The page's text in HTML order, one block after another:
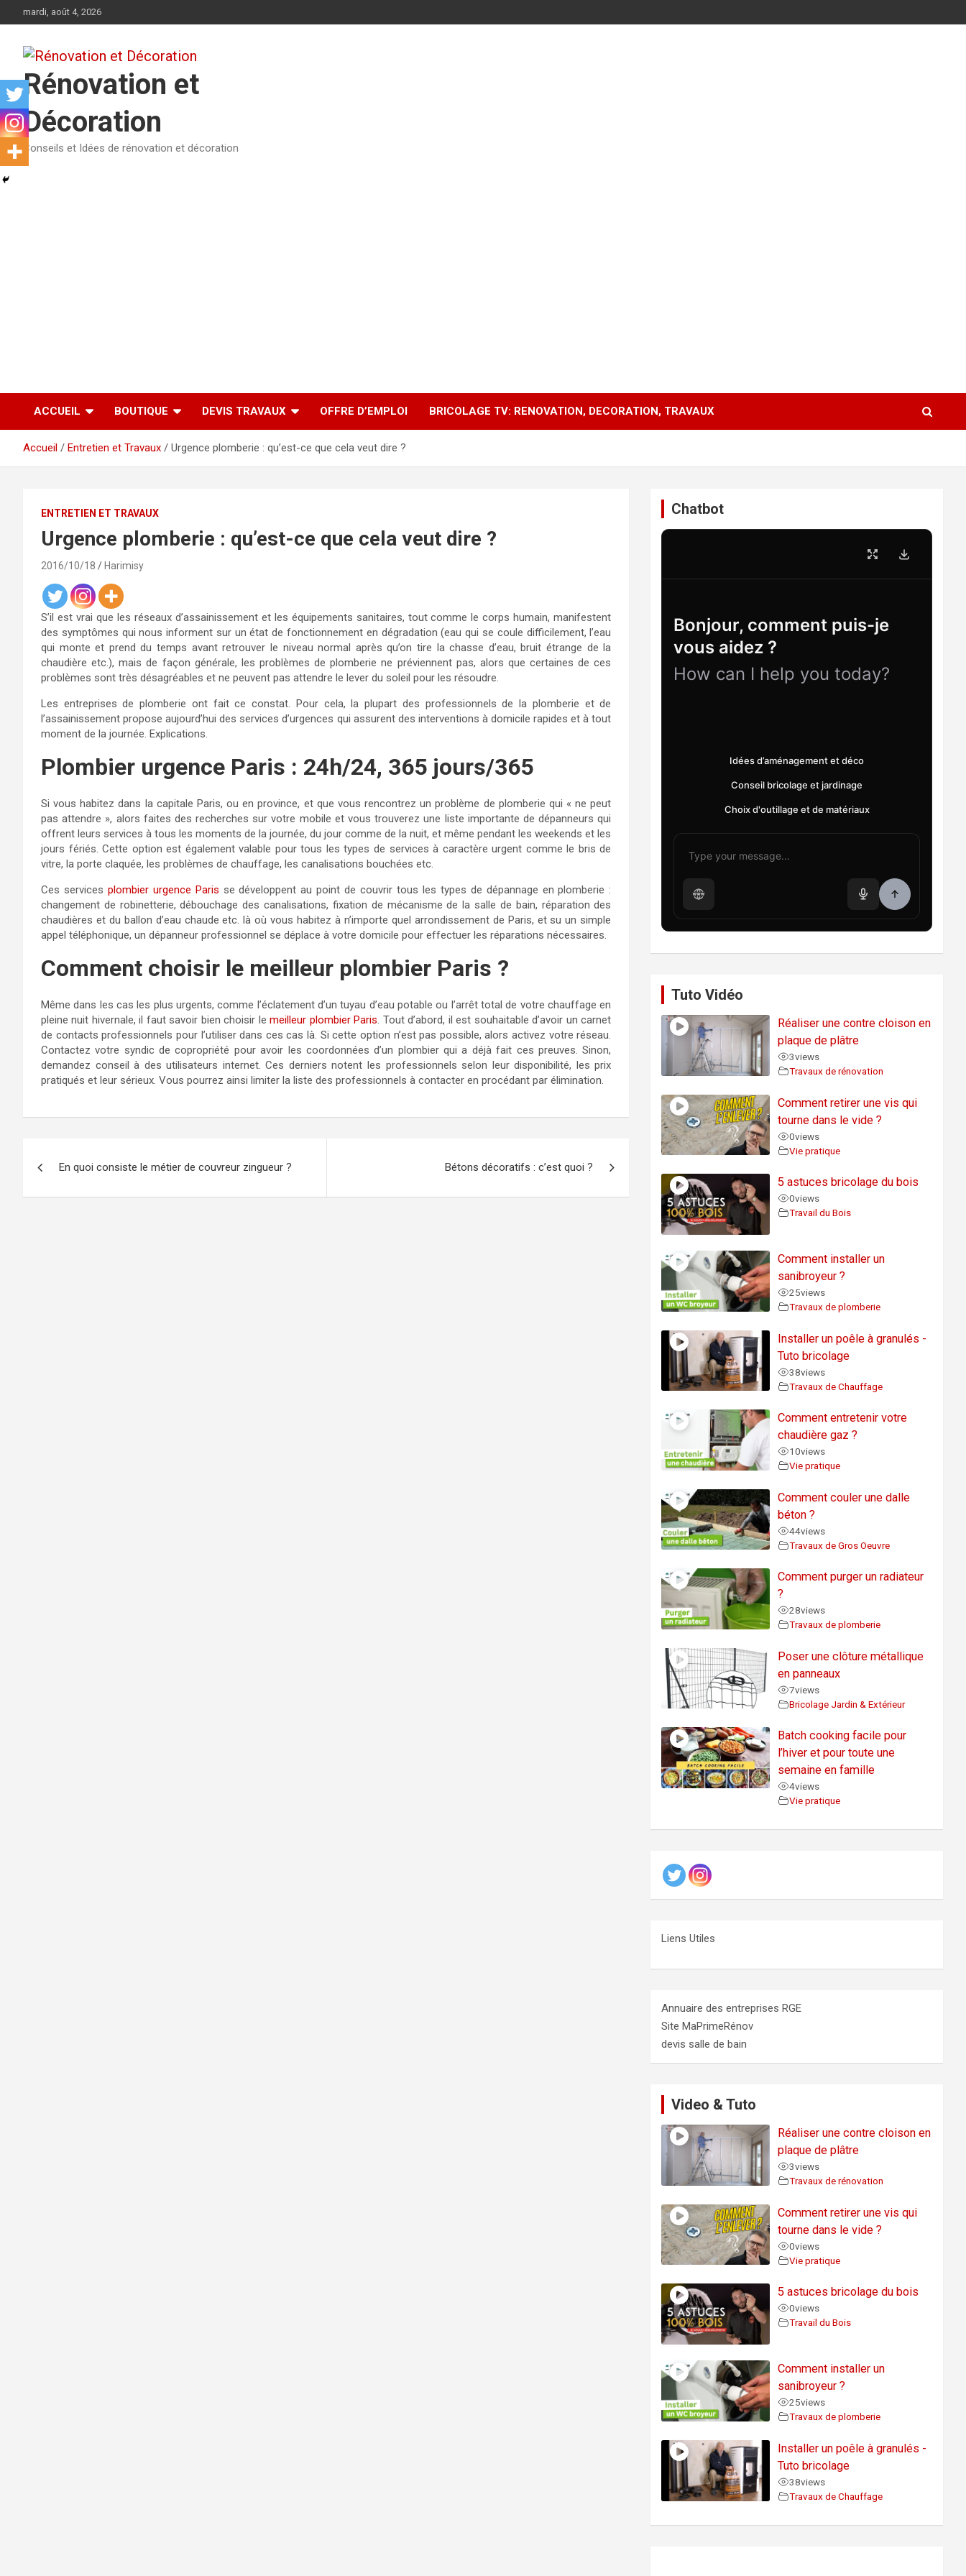
au
mardi, août 4, 2026
Rénovation et
Décoration
Conseils et Idées de rénovation et décoration
ACCUEIL BOUTIQUE DEVIS TRAVAUX OFFRE D’EMPLOI BRICOLAGE TV: RENOVATION, DECORATION, TRAVAUX
Accueil Entretien et Travaux Urgence plomberie : qu’est-ce que cela veut dire ?
ENTRETIEN ET TRAVAUX
Urgence plomberie : qu’est-ce que cela veut dire ?
2016/10/18 Harimisy
S’il est vrai que les réseaux d’assainissement et les équipements sanitaires, tout comme le corps humain, manifestent
des symptômes qui nous informent sur un état de fonctionnement en dégradation (eau qui se coule difficilement, l’eau
qui monte et prend du temps avant retrouver le niveau normal après qu’on tire la chasse d’eau, bruit étrange de la
chaudière etc.), mais de façon générale, les problèmes de plomberie ne préviennent pas, alors que certaines de ces
problèmes sont très désagréables et ne peuvent pas attendre le lever du soleil pour les résoudre.
Les entreprises de plomberie ont fait ce constat. Pour cela, la plupart des professionnels de la plomberie et de
l’assainissement propose aujourd’hui des services d’urgences qui assurent des interventions à domicile rapides et à tout
moment de la journée. Explications.
Plombier urgence Paris : 24h/24, 365 jours/365
Si vous habitez dans la capitale Paris, ou en province, et que vous rencontrez un problème de plomberie qui « ne peut
pas attendre », alors faites des recherches sur votre mobile et vous trouverez une liste importante de dépanneurs qui
offrent leurs services à tous les moments de la journée, du jour comme de la nuit, et même pendant les weekends et les
jours fériés. Cette option est également valable pour tous les types de services à caractère urgent comme le bris de
vitre, la porte claquée, les problèmes de chauffage, les canalisations bouchées etc.
Ces services plombier urgence Paris se développent au point de couvrir tous les types de dépannage en plomberie :
changement de robinetterie, débouchage des canalisations, fixation de mécanisme de la salle de bain, réparation des
chaudières et du ballon d’eau chaude etc. là où vous habitez à n’importe quel arrondissement de Paris, et su un simple
appel téléphonique, un dépanneur professionnel se déplace à votre domicile pour effectuer les réparations nécessaires.
Comment choisir le meilleur plombier Paris ?
Même dans les cas les plus urgents, comme l’éclatement d’un tuyau d’eau potable ou l’arrêt total de votre chauffage en
pleine nuit hivernale, il faut savoir bien choisir lemeilleur plombier Paris. Tout d’abord, il est souhaitable d’avoir un carnet
de contacts professionnels pour l’utiliser dans ces cas là. Si cette option n’est pas possible, alors activez votre réseau.
Contactez votre syndic de copropriété pour avoir les coordonnées d’un plombier qui a déjà fait ces preuves. Sinon,
demandez conseil à des utilisateurs internet. Ces derniers notent les professionnels selon leur disponibilité, les prix
pratiqués et leur sérieux. Vous pourrez ainsi limiter la liste des professionnels à contacter en procédant par élimination.
En quoi consiste le métier de couvreur zingueur ? Bétons décoratifs : c’est quoi ?
Chatbot
Bonjour, comment puis-je
vous aidez ?
How can I help you today?
Idées d’aménagement et déco
Conseil bricolage et jardinage
Choix d'outillage et de matériaux
Tuto Vidéo
Réaliser une contre cloison en
plaque de plâtre
3views
Travaux de rénovation
Comment retirer une vis qui
tourne dans le vide ?
0views
Vie pratique
5 astuces bricolage du bois
0views
Travail du Bois
Comment installer un
sanibroyeur ?
25views
Travaux de plomberie
Installer un poêle à granulés -
Tuto bricolage
38views
Travaux de Chauffage
Comment entretenir votre
chaudière gaz ?
10views
Vie pratique
Comment couler une dalle
béton ?
44views
Travaux de Gros Oeuvre
Comment purger un radiateur
?
28views
Travaux de plomberie
Poser une clôture métallique
en panneaux
7views
Bricolage Jardin & Extérieur
Batch cooking facile pour
l’hiver et pour toute une
semaine en famille
4views
Vie pratique
Liens Utiles
Annuaire des entreprises RGE
Site MaPrimeRénov
devis salle de bain
Video & Tuto
Réaliser une contre cloison en
plaque de plâtre
3views
Travaux de rénovation
Comment retirer une vis qui
tourne dans le vide ?
0views
Vie pratique
5 astuces bricolage du bois
0views
Travail du Bois
Comment installer un
sanibroyeur ?
25views
Travaux de plomberie
Installer un poêle à granulés -
Tuto bricolage
38views
Travaux de Chauffage